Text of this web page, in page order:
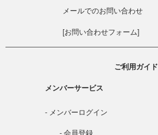
メールでのお問い合わせ
[お問い合わせフォーム]
ご利用ガイド
メンバーサービス
メンバーログイン
会員登録